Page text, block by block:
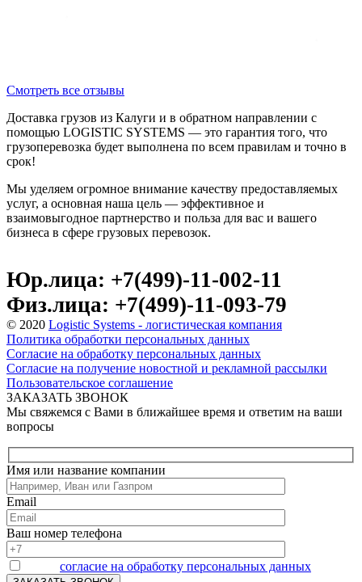
Смотреть все отзывы
Доставка грузов из Калуги и в обратном направлении с
помощью LOGISTIC SYSTEMS — это гарантия того, что
грузоперевозка будет выполнена по всем правилам и точно в
срок!
Мы уделяем огромное внимание качеству предоставляемых
услуг, а основная наша цель — эффективное и
взаимовыгодное партнерство и польза для вас и вашего
бизнеса в сфере грузовых перевозок.
Юр.лица: +7(499)-11-002-11
Физ.лица: +7(499)-11-093-79
© 2020 Logistic Systems - логистическая компания
Политика обработки персональных данных
Согласие на обработку персональных данных
Согласие на получение новостной и рекламной рассылки
Пользовательское соглашение
ЗАКАЗАТЬ ЗВОНОК
Мы свяжемся с Вами в ближайшее время и ответим на ваши
вопросы
Имя или название компании
Email
Ваш номер телефона
согласие на обработку персональных данных